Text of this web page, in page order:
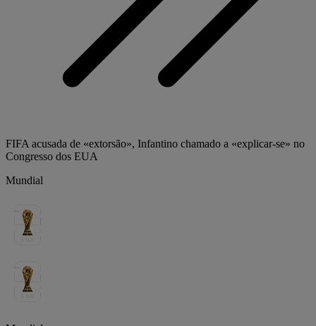
FIFA acusada de «extorsão», Infantino chamado a «explicar-se» no
Congresso dos EUA
Mundial